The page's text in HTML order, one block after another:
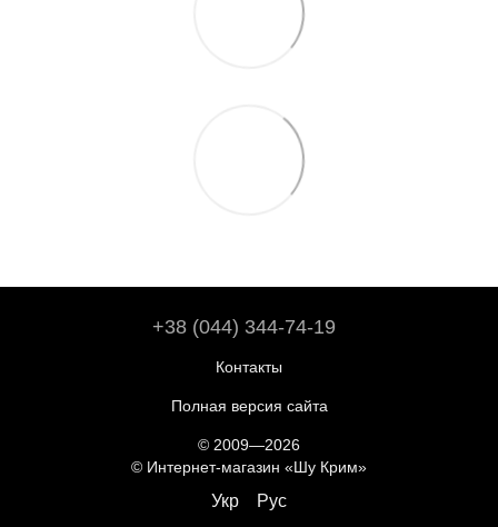
+38 (044) 344-74-19
Контакты
Полная версия сайта
© 2009—2026
© Интернет-магазин «Шу Крим»
Укр Рус